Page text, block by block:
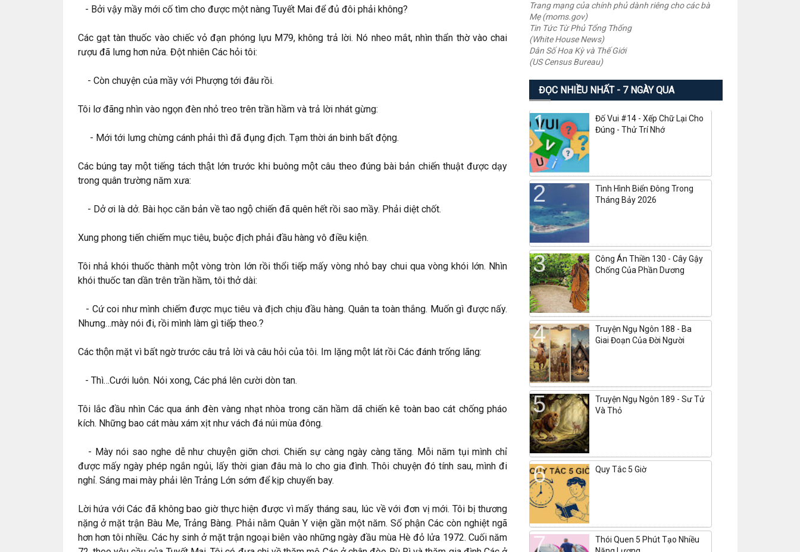
- Bởi vậy mầy mới cố tìm cho được một nàng Tuyết Mai để đủ đôi phải không?
Các gạt tàn thuốc vào chiếc vỏ đạn phóng lựu M79, không trả lời. Nó nheo mắt, nhìn thẩn thờ vào chai
rượu đã lưng hơn nửa. Đột nhiên Các hỏi tôi:
- Còn chuyện của mầy với Phượng tới đâu rồi.
Tôi lơ đãng nhìn vào ngọn đèn nhỏ treo trên trần hầm và trả lời nhát gừng:
- Mới tới lưng chừng cánh phải thì đã đụng địch. Tạm thời án binh bất động.
Các búng tay một tiếng tách thật lớn trước khi buông một câu theo đúng bài bản chiến thuật được dạy
trong quân trường năm xưa:
- Dở ơi là dở. Bài học căn bản về tao ngộ chiến đã quên hết rồi sao mầy. Phải diệt chốt.
Xung phong tiến chiếm mục tiêu, buộc địch phải đầu hàng vô điều kiện.
Tôi nhả khói thuốc thành một vòng tròn lớn rồi thổi tiếp mấy vòng nhỏ bay chui qua vòng khói lớn. Nhìn
khói thuốc tan dần trên trần hầm, tôi thở dài:
- Cứ coi như mình chiếm được mục tiêu và địch chịu đầu hàng. Quân ta toàn thắng. Muốn gì được nấy.
Nhưng…mày nói đi, rồi mình làm gì tiếp theo.?
Các thộn mặt vì bất ngờ trước câu trả lời và câu hỏi của tôi. Im lặng một lát rồi Các đánh trống lãng:
- Thì…Cưới luôn. Nói xong, Các phá lên cười dòn tan.
Tôi lắc đầu nhìn Các qua ánh đèn vàng nhạt nhòa trong căn hầm dã chiến kê toàn bao cát chống pháo
kích. Những bao cát màu xám xịt như vách đá núi mùa đông.
- Mày nói sao nghe dễ như chuyện giỡn chơi. Chiến sự càng ngày càng tăng. Mỗi năm tụi mình chỉ
được mấy ngày phép ngắn ngủi, lấy thời gian đâu mà lo cho gia đình. Thôi chuyện đó tính sau, mình đi
nghỉ. Sáng mai mày phải lên Trảng Lớn sớm để kịp chuyến bay.
Lời hứa với Các đã không bao giờ thực hiện được vì mấy tháng sau, lúc về với đơn vị mới. Tôi bị thương
nặng ở mặt trận Bàu Me, Trảng Bàng. Phải nằm Quân Y viện gần một năm. Số phận Các còn nghiệt ngã
hơn hơn tôi nhiều. Các hy sinh ở mặt trận ngoại biên vào những ngày đầu mùa Hè đỏ lửa 1972. Cuối năm
Trang mạng của chính phủ dành riêng cho các bà
Mẹ (moms.gov)
Tin Tức Từ Phủ Tổng Thống
(White House News)
Dân Số Hoa Kỳ và Thế Giới
(US Census Bureau)
ĐỌC NHIỀU NHẤT - 7 NGÀY QUA
Đố Vui #14 - Xếp Chữ Lại Cho
Đúng - Thử Trí Nhớ
Tình Hình Biển Đông Trong
Tháng Bảy 2026
Công Án Thiền 130 - Cây Gậy
Chống Của Phần Dương
Truyện Ngụ Ngôn 188 - Ba
Giai Đoạn Của Đời Người
Truyện Ngụ Ngôn 189 - Sư Tử
Và Thỏ
Quy Tắc 5 Giờ
Thói Quen 5 Phút Tạo Nhiều